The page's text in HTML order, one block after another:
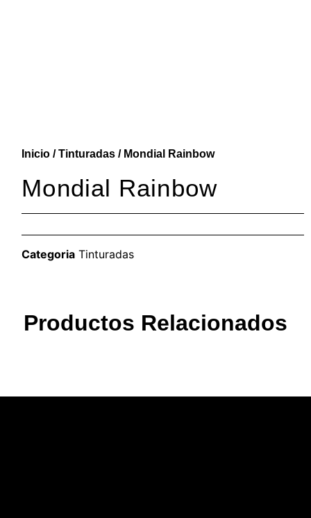
Inicio /Tinturadas / Mondial Rainbow
Mondial Rainbow
Categoria Tinturadas
Productos Relacionados